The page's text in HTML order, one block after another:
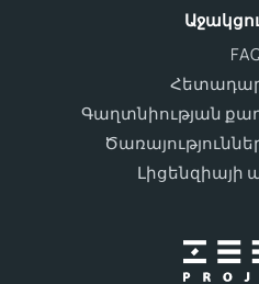
Գաղտնիության
Լիցենզիայի